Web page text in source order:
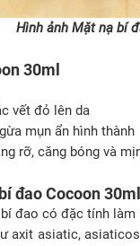
Hình ảnh Mặt nạ bí
30ml
vết đỏ lên da
mụn ẩn hình thành
rỡ, căng bóng và
đao Cocoon 30ml
đao có đặc tính
axit asiatic,